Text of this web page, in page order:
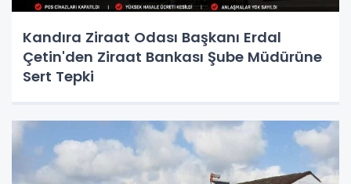
Kandıra Ziraat Odası Başkanı Erdal
Çetin'den Ziraat Bankası Şube Müdürüne
Sert Tepki